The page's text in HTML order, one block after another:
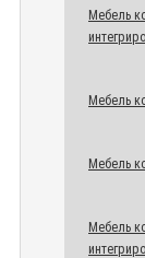
Мебель
Мебель
Мебель
Мебель